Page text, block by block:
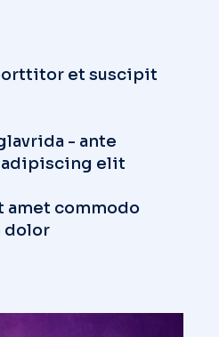
et suscipit
- ante
elit
amet commodo
dolor